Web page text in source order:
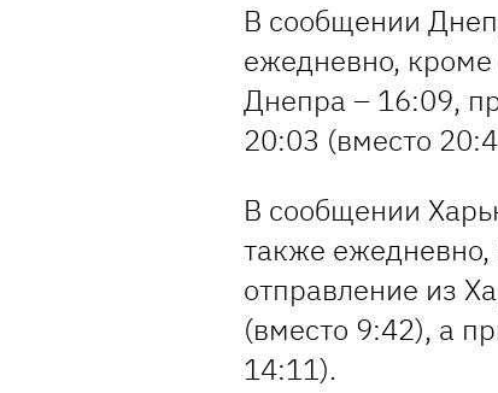
В сообщении
ежедневно,
Днепра – 16:09,
20:03 (вместо
В сообщении
также ежедневно,
отправление из
(вместо 9:42), а
14:11).